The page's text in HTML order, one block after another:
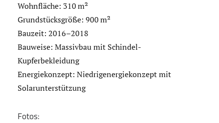
Wohnfläche: 310 m²
Grundstücksgröße: 900 m²
Bauzeit: 2016–2018
Bauweise: Massivbau mit Schindel-
Kupferbekleidung
Energiekonzept: Niedrigenergiekonzept mit
Solarunterstützung
Fotos: